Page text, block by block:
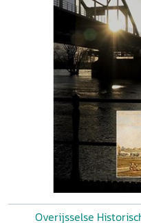
Overijsselse